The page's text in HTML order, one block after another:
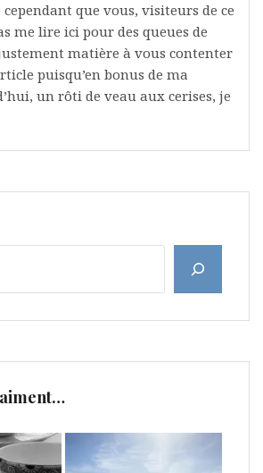
cependant que vous, visiteurs de ce
me lire ici pour des queues de
matière à vous contenter
puisqu’en bonus de ma
un rôti de veau aux cerises, je